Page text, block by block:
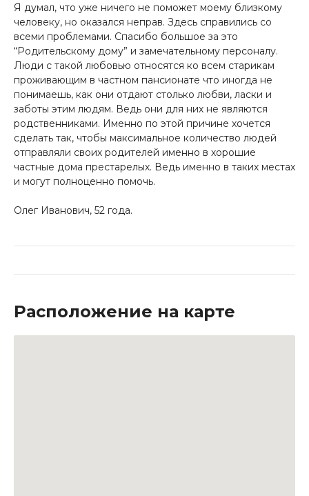
Я думал, что уже ничего не поможет моему близкому
человеку, но оказался неправ. Здесь справились со
всеми проблемами. Спасибо большое за это
“Родительскому дому” и замечательному персоналу.
Люди с такой любовью относятся ко всем старикам
проживающим в частном пансионате что иногда не
понимаешь, как они отдают столько любви, ласки и
заботы этим людям. Ведь они для них не являются
родственниками. Именно по этой причине хочется
сделать так, чтобы максимальное количество людей
отправляли своих родителей именно в хорошие
частные дома престарелых. Ведь именно в таких местах
и могут полноценно помочь.
Олег Иванович, 52 года.
Расположение на карте